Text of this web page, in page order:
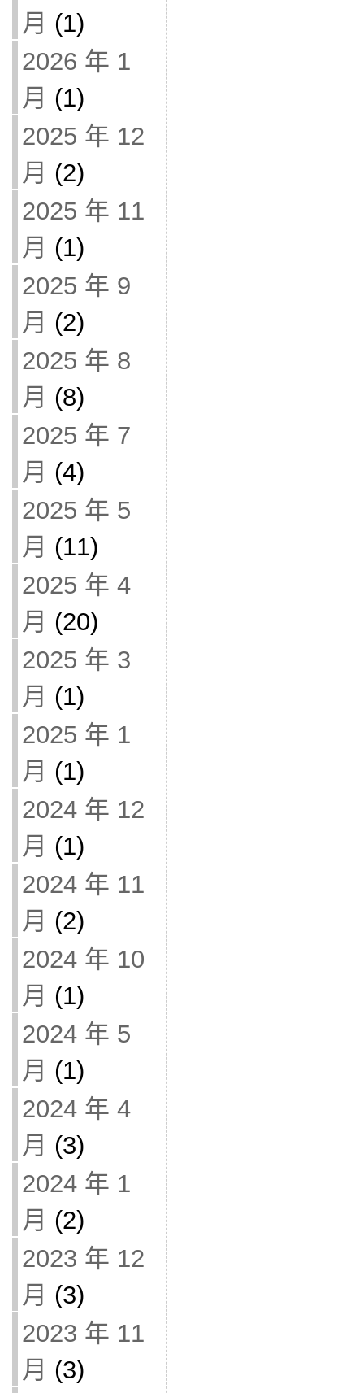
月 (1)
2026 年 1
月 (1)
2025 年 12
月 (2)
2025 年 11
月 (1)
2025 年 9
月 (2)
2025 年 8
月 (8)
2025 年 7
月 (4)
2025 年 5
月 (11)
2025 年 4
月 (20)
2025 年 3
月 (1)
2025 年 1
月 (1)
2024 年 12
月 (1)
2024 年 11
月 (2)
2024 年 10
月 (1)
2024 年 5
月 (1)
2024 年 4
月 (3)
2024 年 1
月 (2)
2023 年 12
月 (3)
2023 年 11
月 (3)